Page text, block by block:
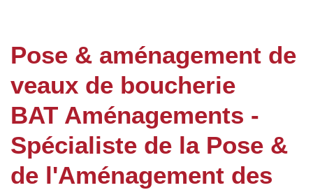
Pose & aménagement de
veaux de boucherie
BAT Aménagements -
Spécialiste de la Pose &
de l'Aménagement des